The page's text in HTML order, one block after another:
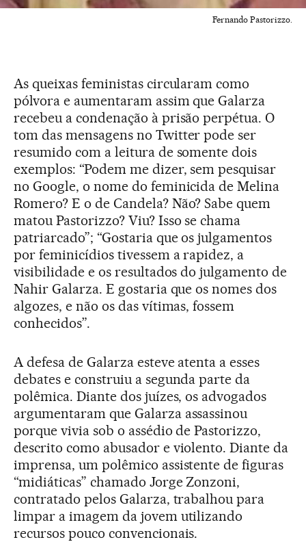
Fernando Pastorizzo.
As queixas feministas circularam como
pólvora e aumentaram assim que Galarza
recebeu a condenação à prisão perpétua. O
tom das mensagens no Twitter pode ser
resumido com a leitura de somente dois
exemplos: “Podem me dizer, sem pesquisar
no Google, o nome do feminicida de Melina
Romero? E o de Candela? Não? Sabe quem
matou Pastorizzo? Viu? Isso se chama
patriarcado”; “Gostaria que os julgamentos
por feminicídios tivessem a rapidez, a
visibilidade e os resultados do julgamento de
Nahir Galarza. E gostaria que os nomes dos
algozes, e não os das vítimas, fossem
conhecidos”.
A defesa de Galarza esteve atenta a esses
debates e construiu a segunda parte da
polêmica. Diante dos juízes, os advogados
argumentaram que Galarza assassinou
porque vivia sob o assédio de Pastorizzo,
descrito como abusador e violento. Diante da
imprensa, um polêmico assistente de figuras
“midiáticas” chamado Jorge Zonzoni,
contratado pelos Galarza, trabalhou para
limpar a imagem da jovem utilizando
recursos pouco convencionais.